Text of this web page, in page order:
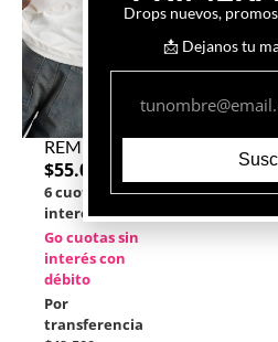
REMERA MISK
$55.000
6 cuotas sin
interésde$9.167
Go cuotas sin
interés con
débito
Por
transferencia
Drops nuevos,
📩 Dejanos tu